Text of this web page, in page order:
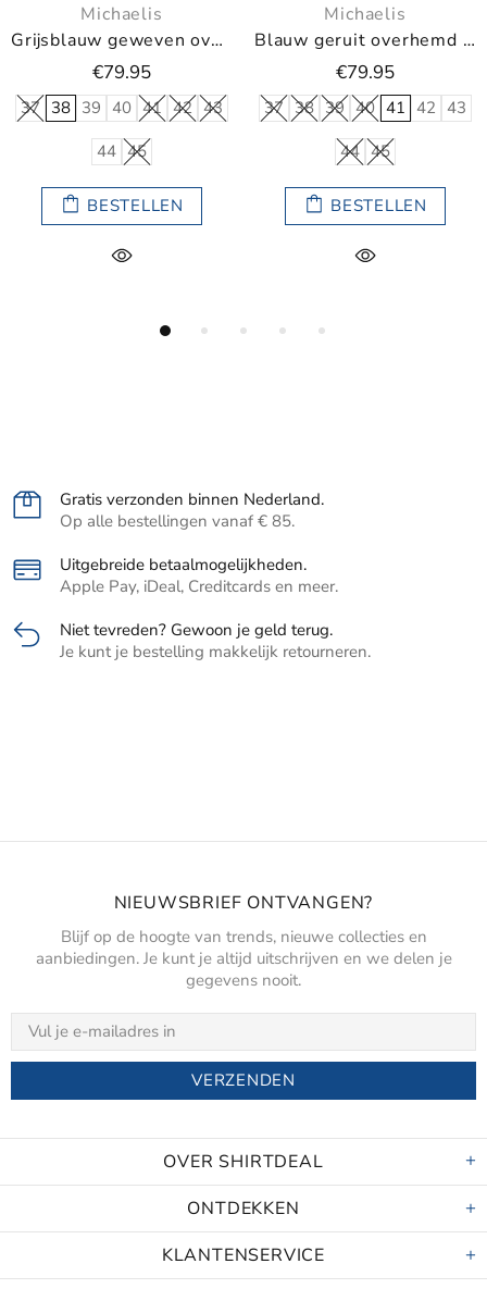
Michaelis
Grijsblauw geweven overhemd met donkere knopen
€79.95
37 38 39 40 41 42
43
44
45
BESTELLEN
Michaelis
Blauw geruit overhemd met fietsjes in de kraag
€79.95
37 38 39 40 41 42
43
44
45
BESTELLEN
Gratis verzonden binnen Nederland.
Op alle bestellingen vanaf € 85.
Uitgebreide betaalmogelijkheden.
Apple Pay, iDeal, Creditcards en meer.
Niet tevreden? Gewoon je geld terug.
Je kunt je bestelling makkelijk retourneren.
NIEUWSBRIEF ONTVANGEN?
Blijf op de hoogte van trends, nieuwe collecties en
aanbiedingen. Je kunt je altijd uitschrijven en we delen je
gegevens nooit.
OVER SHIRTDEAL
ONTDEKKEN
KLANTENSERVICE